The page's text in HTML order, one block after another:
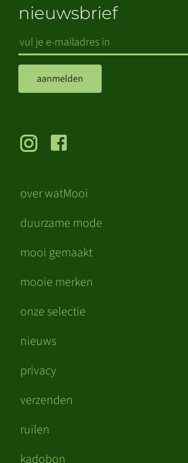
over watMooi
duurzame mode
mooi gemaakt
mooie merken
onze selectie
nieuws
privacy
verzenden
ruilen
kadobon
nieuwsbrief
aanmelden